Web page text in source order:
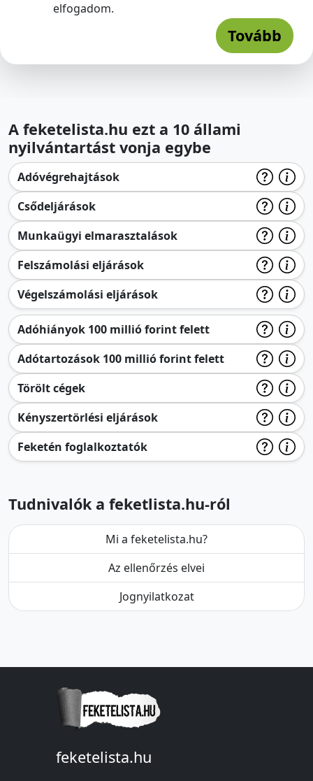
elfogadom.
Tovább
A feketelista.hu ezt a 10 állami
nyilvántartást vonja egybe
Adóvégrehajtások
Csődeljárások
Munkaügyi elmarasztalások
Felszámolási eljárások
Végelszámolási eljárások
Adóhiányok 100 millió forint felett
Adótartozások 100 millió forint felett
Törölt cégek
Kényszertörlési eljárások
Feketén foglalkoztatók
Tudnivalók a feketlista.hu-ról
Mi a feketelista.hu?
Az ellenőrzés elvei
Jognyilatkozat
feketelista.hu